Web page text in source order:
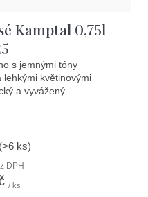
Kamptal 0,75l
s jemnými tóny
květinovými
a vyvážený...
(>6 ks)
DPH
/ ks